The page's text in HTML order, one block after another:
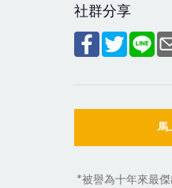
社群分享
馬
*被譽為十年來最